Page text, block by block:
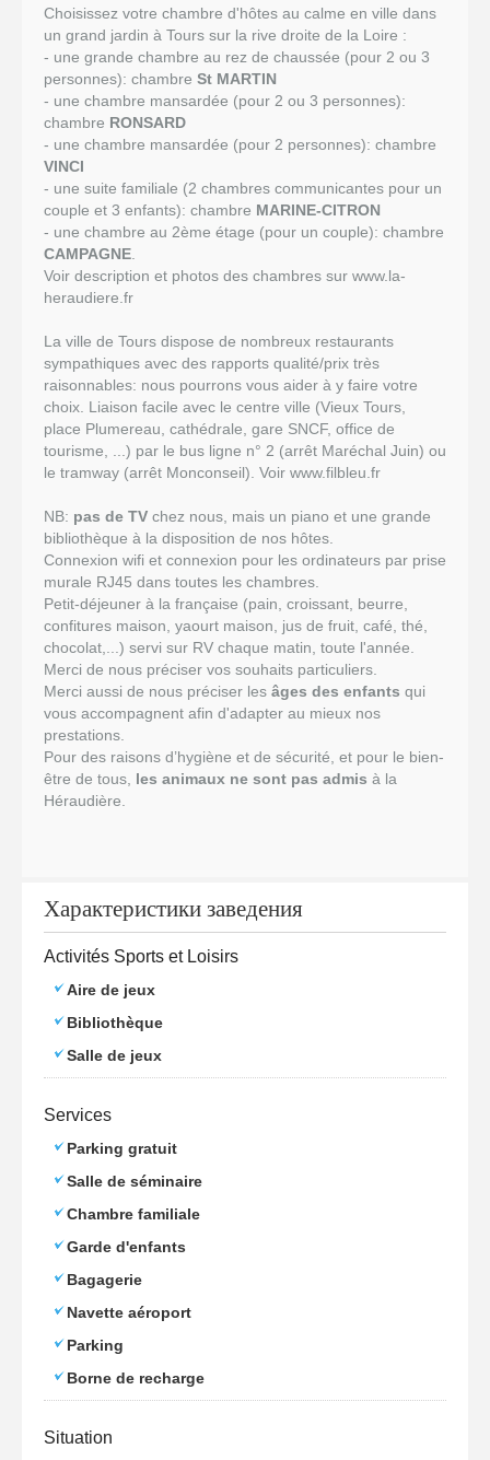
Choisissez votre chambre d'hôtes au calme en ville dans
un grand jardin à Tours sur la rive droite de la Loire :
- une grande chambre au rez de chaussée (pour 2 ou 3
personnes): chambre St MARTIN
- une chambre mansardée (pour 2 ou 3 personnes):
chambre RONSARD
- une chambre mansardée (pour 2 personnes): chambre
VINCI
- une suite familiale (2 chambres communicantes pour un
couple et 3 enfants): chambre MARINE-CITRON
- une chambre au 2ème étage (pour un couple): chambre
CAMPAGNE
Voir description et photos des chambres sur www.la-
heraudiere.fr
La ville de Tours dispose de nombreux restaurants
sympathiques avec des rapports qualité/prix très
raisonnables: nous pourrons vous aider à y faire votre
choix. Liaison facile avec le centre ville (Vieux Tours,
place Plumereau, cathédrale, gare SNCF, office de
tourisme, ...) par le bus ligne n° 2 (arrêt Maréchal Juin) ou
le tramway (arrêt Monconseil). Voir www.filbleu.fr
NB: pas de TV chez nous, mais un piano et une grande
bibliothèque à la disposition de nos hôtes.
Connexion wifi et connexion pour les ordinateurs par prise
murale RJ45 dans toutes les chambres.
Petit-déjeuner à la française (pain, croissant, beurre,
confitures maison, yaourt maison, jus de fruit, café, thé,
chocolat,...) servi sur RV chaque matin, toute l'année.
Merci de nous préciser vos souhaits particuliers.
Merci aussi de nous préciser les âges des enfants qui
vous accompagnent afin d'adapter au mieux nos
prestations.
Pour des raisons d’hygiène et de sécurité, et pour le bien-
être de tous, les animaux ne sont pas admis à la
Héraudière.
Характеристики заведения
Activités Sports et Loisirs
Aire de jeux
Bibliothèque
Salle de jeux
Services
Parking gratuit
Salle de séminaire
Chambre familiale
Garde d'enfants
Bagagerie
Navette aéroport
Parking
Borne de recharge
Situation